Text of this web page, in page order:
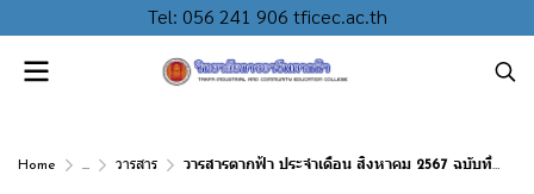
Tel: 056 241 906 tficec.ac.th
Home ... วารสาร วารสารตากฟ้า ประจำเดือน สิงหาคม 2567 ฉบับที่ 34 วิทยาลัยการอาชีพตากฟ้าดำเนินการตามนโยบายสถานศึกษาปลอดภัย